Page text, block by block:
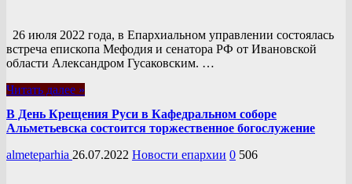
26 июля 2022 года, в Епархиальном управлении состоялась
встреча епископа Мефодия и сенатора РФ от Ивановской
области Александром Гусаковским. …
Читать далее »
В День Крещения Руси в Кафедральном соборе
Альметьевска состоится торжественное богослужение
almeteparhia 26.07.2022 Новости епархии 0 506